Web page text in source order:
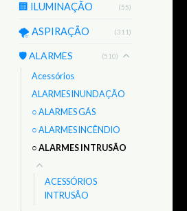
🏢 ILUMINAÇÃO (55)
🌪️ ASPIRAÇÃO (311)
🛡️ ALARMES (510)
Acessórios
ALARMES INUNDAÇÃO
○ ALARMES GÁS
○ ALARMES INCÊNDIO
○ ALARMES INTRUSÃO
ACESSÓRIOS
INTRUSÃO